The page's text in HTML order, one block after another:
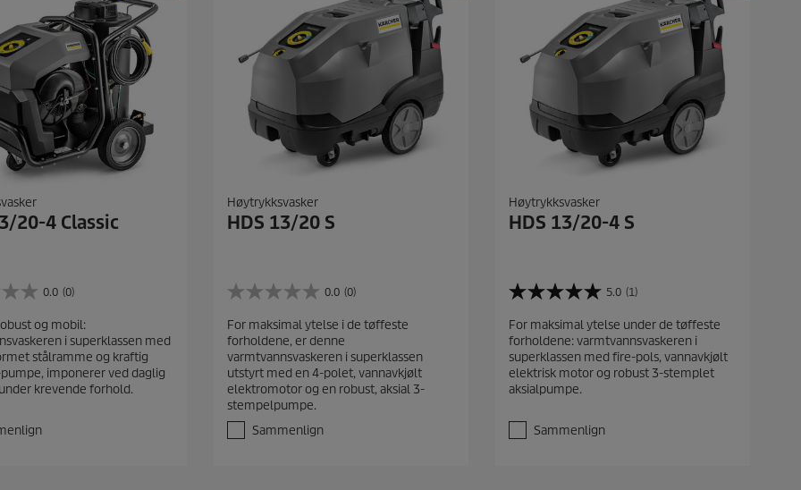
20-4 Classic
0.0 (0)
og mobil:
i superklassen med
stålramme og kraftig
imponerer ved daglig
krevende forhold.
Høytrykksvasker
HDS 13/20 S
0.0 (0)
0
0
a
v
5
s
t
e
For maksimal ytelse i de tøffeste
forholdene, er denne
varmtvannsvaskeren i superklassen
utstyrt med en 4-polet, vannavkjølt
elektromotor og en robust, aksial 3-
stempelpumpe.
Sammenlign
Høytrykksvasker
HDS 13/20-4 S
5.0 (1)
5
0
a
v
5
s
e
For maksimal ytelse under de tøffeste
forholdene: varmtvannsvaskeren i
superklassen med fire-pols, vannavkjølt
elektrisk motor og robust 3-stemplet
aksialpumpe.
Sammenlign